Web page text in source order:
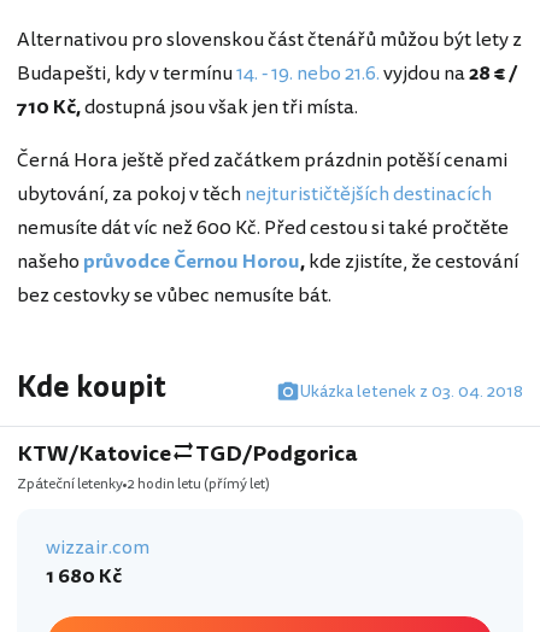
Alternativou pro slovenskou část čtenářů můžou být lety z
Budapešti, kdy v termínu14. - 19. nebo 21.6.vyjdou na28 € /
710 Kč,dostupná jsou však jen tři místa.
Černá Hora ještě před začátkem prázdnin potěší cenami
ubytování, za pokoj v těchnejturističtějších destinacích
nemusíte dát víc než 600 Kč. Před cestou si také pročtěte
našeho průvodce Černou Horou,kde zjistíte, že cestování
bez cestovky se vůbec nemusíte bát.
Kde koupit Ukázka letenek z 03. 04. 2018
KTW/Katovice TGD/Podgorica
Zpáteční letenky 2 hodin letu (přímý let)
wizzair.com
1 680 Kč